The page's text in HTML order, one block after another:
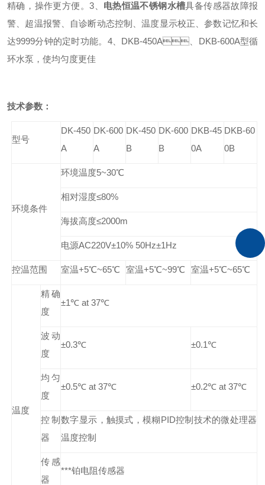
精确，操作更方便。3、 电热恒温不锈钢水槽具备传感器故障报
警、超温报警、自诊断动态控制、温度显示校正、参数记忆和长
达9999分钟的定时功能。 4、 DKB-450A、DKB-600A型循
环水泵，使均匀度更佳
技术参数：
型号
DK-450
A
DK-600
A
DK-450
B
DK-600
B
DKB-45
0A
DKB-60
0B
环境条件
环境温度5~30℃
相对湿度≤80%
海拔高度≤2000m
电源AC220V±10% 50Hz±1Hz
控温范围 室温+5℃~65℃ 室温+5℃~99℃ 室温+5℃~65℃
温度
精确
度
±1℃ at 37℃
波动
度
±0.3℃ ±0.1℃
均匀
度
±0.5℃ at 37℃ ±0.2℃ at 37℃
控制
器
数字显示，触摸式，模糊PID控制技术的微处理器
温度控制
传感
器
***铂电阻传感器